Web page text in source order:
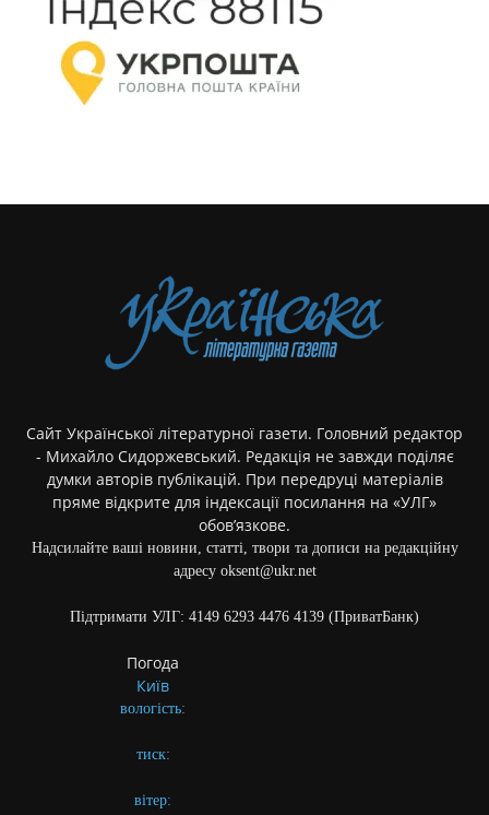
Сайт Української літературної газети. Головний редактор
- Михайло Сидоржевський. Редакція не завжди поділяє
думки авторів публікацій. При передруці матеріалів
пряме відкрите для індексації посилання на «УЛГ»
обов’язкове.
Надсилайте ваші новини, статті, твори та дописи на редакційну
адресу oksent@ukr.net
Підтримати УЛГ: 4149 6293 4476 4139 (ПриватБанк)
Погода
Київ
вологість:
тиск:
вітер: